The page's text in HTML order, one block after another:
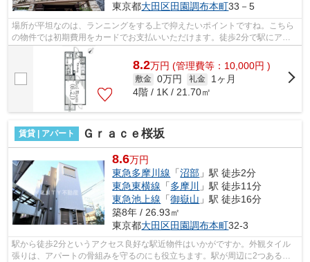
東京都大田区田園調布本町33－5
場所が平坦なのは、ランニングをする上で抑えたいポイントですね。こちら
の物件では初期費用をカードでお支払いいただけます。徒歩2分で駅にアク
セス可能な、魅力的な駅近物件です。最...
8.2万円 (管理費等：10,000円 )
敷金 0万円 礼金
1ヶ月
4階 / 1K / 21.70㎡
賃貸 | アパート Ｇｒａｃｅ桜坂
8.6万円
東急多摩川線 「沼部 」駅 徒歩2分
東急東横線 「多摩川
」駅 徒歩11分
東急池上線 「御嶽山 」駅 徒歩16分
築8年 / 26.93㎡
東京都大田区田園調布本町32-3
駅から徒歩2分というアクセス良好な駅近物件はいかがですか。外観タイル
張りは、アパートの骨組みを守るのにも役立ちます。駅が周辺に2つあるの